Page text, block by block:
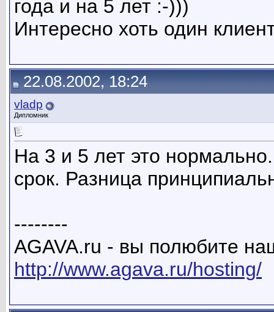
года и на 5 лет :-)))
Интересно хоть один
22.08.2002, 18:24
vladp
Дипломник
На 3 и 5 лет это
срок. Разница
--------
AGAVA.ru - вы полюбите
http://www.agava.ru/hosting/